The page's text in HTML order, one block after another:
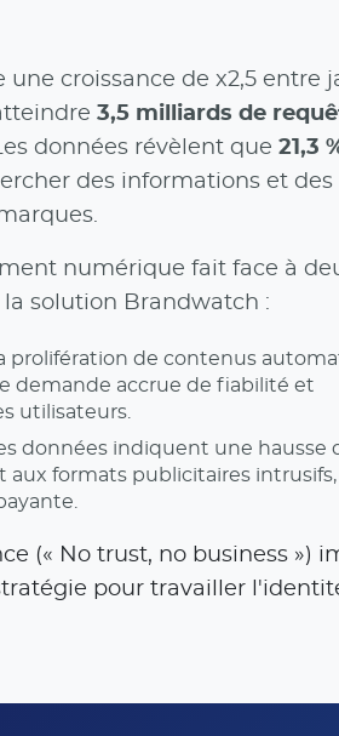
une croissance de x2,5 entre
3,5 milliards de
données révèlent que 21,3
des informations et des
numérique fait face à
solution Brandwatch :
prolifération de contenus
demande accrue de fiabilité et
utilisateurs.
données indiquent une hausse
aux formats publicitaires
(« No trust, no business »)
pour travailler